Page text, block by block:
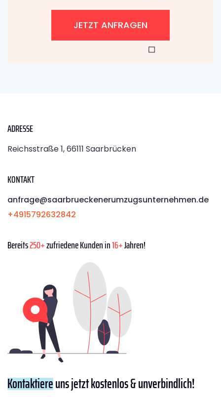
JETZT ANFRAGEN
ADRESSE
Reichsstraße 1, 66111 Saarbrücken
KONTAKT
anfrage@saarbrueckenerumzugsunternehmen.de
+4915792632842
Bereits250+zufriedene Kunden in16+Jahren!
Kontaktiereuns jetzt kostenlos & unverbindlich!